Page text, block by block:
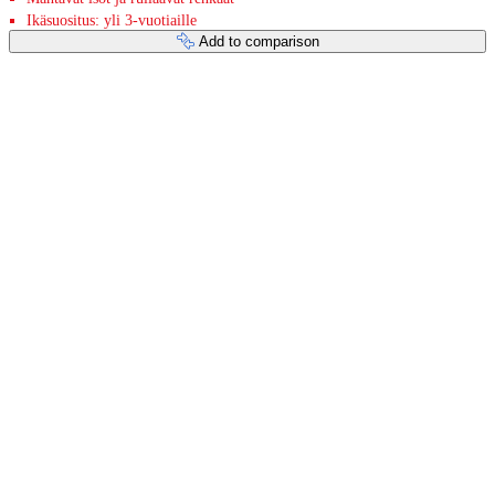
Ikäsuositus: yli 3-vuotiaille
Add to comparison